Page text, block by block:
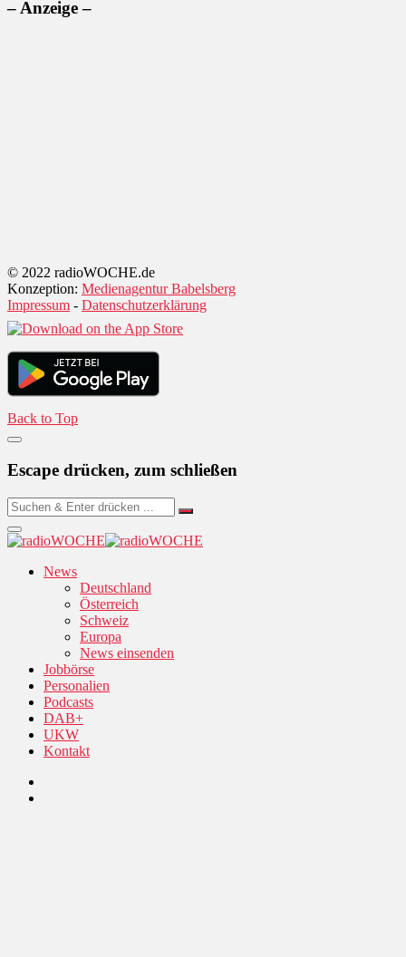
– Anzeige –
© 2022 radioWOCHE.de
Konzeption: Medienagentur Babelsberg
Impressum - Datenschutzerklärung
Back to Top
Escape drücken, zum schließen
News
Deutschland
Österreich
Schweiz
Europa
News einsenden
Jobbörse
Personalien
Podcasts
DAB+
UKW
Kontakt